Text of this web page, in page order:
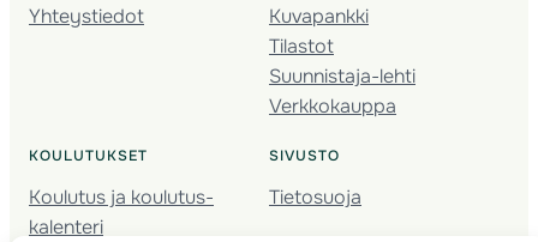
Yhteystiedot
Kuvapankki
Tilastot
Suunnistaja-lehti
Verkkokauppa
KOULUTUKSET
Koulutus ja koulutus­
kalenteri
SIVUSTO
Tietosuoja